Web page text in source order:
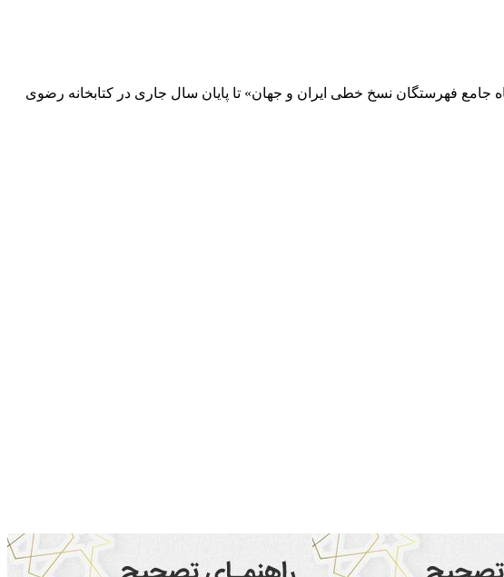
جامع فهرستگان نسخ خطی ايران و جهان» تا پايان سال جاری در كتابخانه رضوی